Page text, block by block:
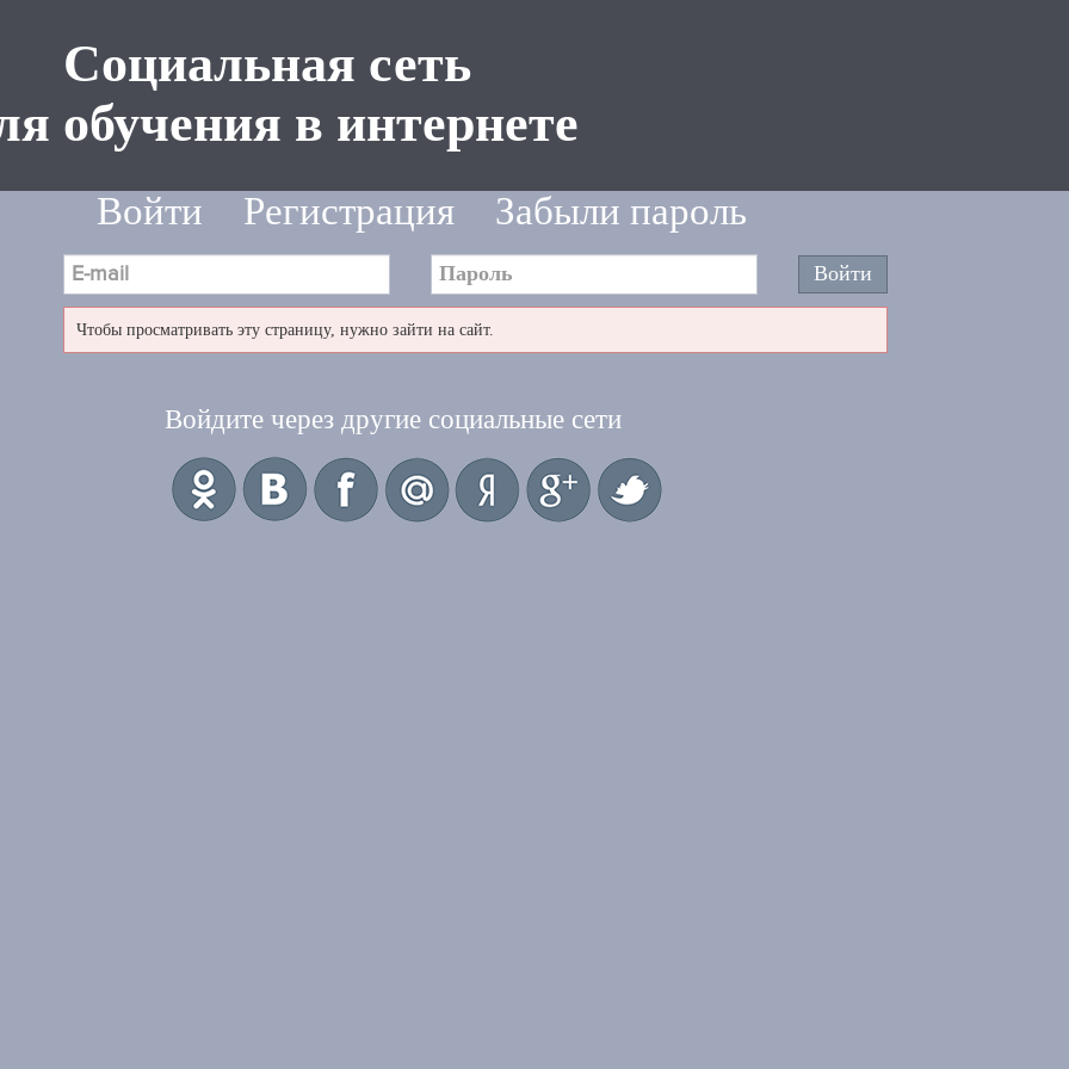
Социальная сеть
обучения в интернете
Войти Регистрация Забыли пароль
Чтобы просматривать эту страницу, нужно зайти на сайт.
Войдите через другие социальные сети